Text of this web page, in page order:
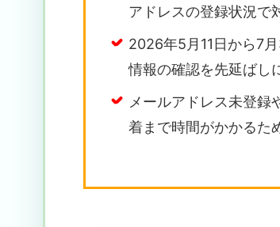
アドレスの登録状況で
2026年5月11日から7
情報の確認を先延ばし
メールアドレス未登録
着まで時間がかかるた